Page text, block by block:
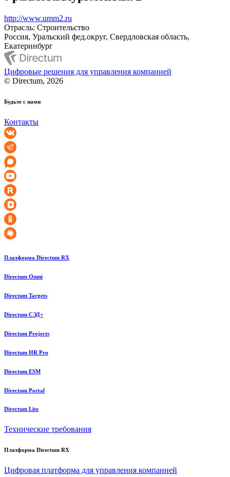
http://www.umm2.ru
Отрасль: Строительство
Россия, Уральский фед.округ, Свердловская область,
Екатеринбург
Цифровые решения для управления компанией
© Directum, 2026
Будьте с нами
Контакты
Платформа Directum RX
Directum Omni
Directum Targets
Directum СЭД+
Directum Projects
Directum HR Pro
Directum ESM
Directum Portal
Directum Lite
Технические требования
Платформа Directum RX
Цифровая платформа для управления компанией